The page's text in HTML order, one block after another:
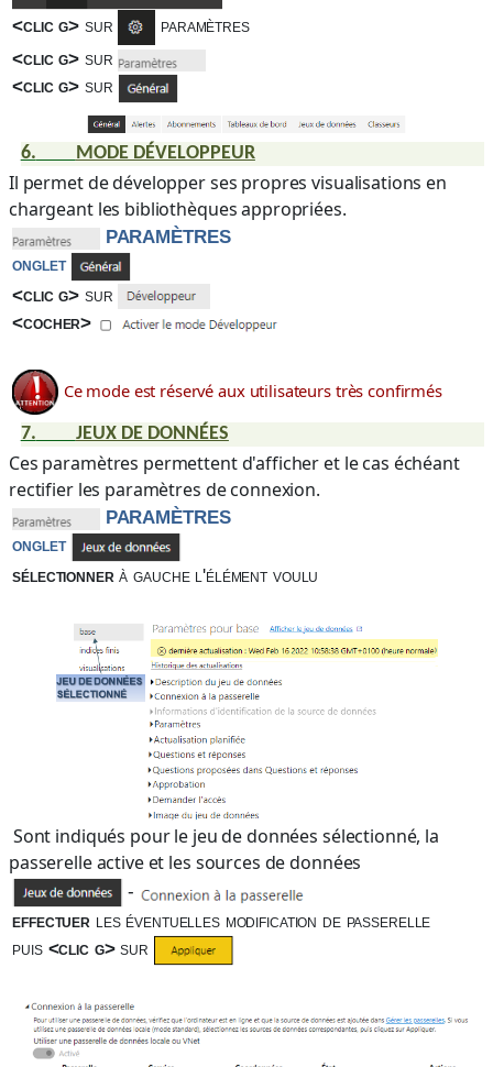
<clic g> sur
paramètres
<clic g> sur
<clic g> sur
6. MODE DÉVELOPPEUR
Il permet de développer ses propres visualisations en
chargeant les bibliothèques appropriées.
PARAMÈTRES
onglet
<clic g> sur
<cocher>
Ce mode est réservé aux utilisateurs très confirmés
7. JEUX DE DONNÉES
Ces paramètres permettent d'afficher et le cas échéant
rectifier les paramètres de connexion.
PARAMÈTRES
onglet
sélectionnerà gauche l'élément voulu
Sont indiqués pour le jeu de données sélectionné, la
passerelle active et les sources de données
-
effectuer les éventuelles modification de passerelle
puis <clic g>sur